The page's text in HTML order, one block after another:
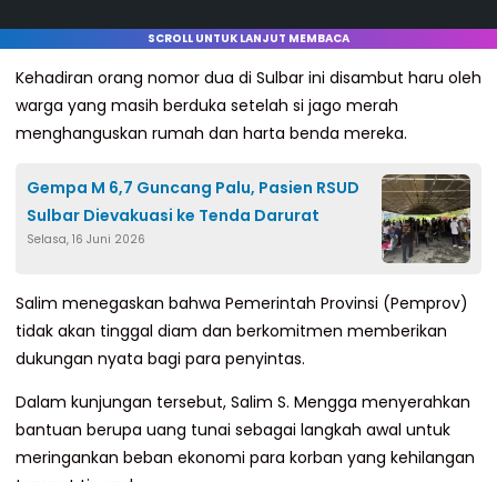
SCROLL UNTUK LANJUT MEMBACA
Kehadiran orang nomor dua di Sulbar ini disambut haru oleh
warga yang masih berduka setelah si jago merah
menghanguskan rumah dan harta benda mereka.
Gempa M 6,7 Guncang Palu, Pasien RSUD
Sulbar Dievakuasi ke Tenda Darurat
Selasa, 16 Juni 2026
Salim menegaskan bahwa Pemerintah Provinsi (Pemprov)
tidak akan tinggal diam dan berkomitmen memberikan
dukungan nyata bagi para penyintas.
Dalam kunjungan tersebut, Salim S. Mengga menyerahkan
bantuan berupa uang tunai sebagai langkah awal untuk
meringankan beban ekonomi para korban yang kehilangan